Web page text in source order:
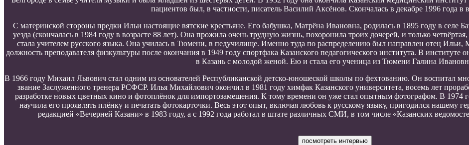
пациентов был, в частности, писатель Василий Аксёнов. Скончалась в декабре 1996 года в
С материнской стороны предки Ильи настоящие вятские крестьяне. Его бабушка, Матрёна Ивановна, родилась в 1895 году в селе
уезда (скончалась в 1984 году в возрасте 88 лет). Она прожила очень трудную жизнь, похоронила троих дочерей, и только
стала учителем русского языка. Она училась в Тюмени, в педучилище. Именно туда по распределению был направлен отец
должность преподавателя физкультуры после окончания в 1949 году спортфака Казанского педагогического института. В
в Казань с молодой женой. Ею и стала его ученица из Тюмени Галина
В 1966 году Михаил Львович стал одним из основателей Республиканской детско-юношеской школы по фехтованию. Он воспитал
звание Заслуженного тренера РСФСР. Илья Михайлович окончил в 1981 году химфак Казанского университета, восемь лет
разработке новых цветных кино и фотоплёнок для импортозамещения. К тому времени он уже стал опытным фотографом. В 1974
научила его проявлять плёнку и печатать фотокарточки. Весь этот опыт, включая любовь к русскому языку, пригодился нашему
редакцией «Вечерней Казани» в 1983 году, а с 1992 года работал в штате различных СМИ, в том числе «Казанских
посмотреть интервью